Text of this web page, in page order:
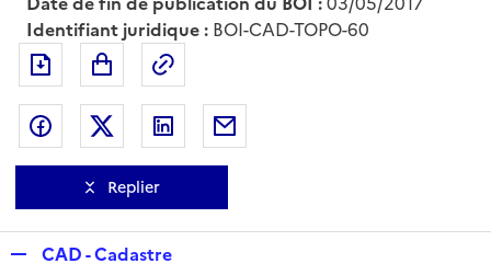
Identifiant juridique : BOI-CAD-TOPO-60
Exporter le document au format pdf
Partager sur Facebook
Partager sur Twitter
Partager sur LinkedIn
Replier
CAD - Cadastre